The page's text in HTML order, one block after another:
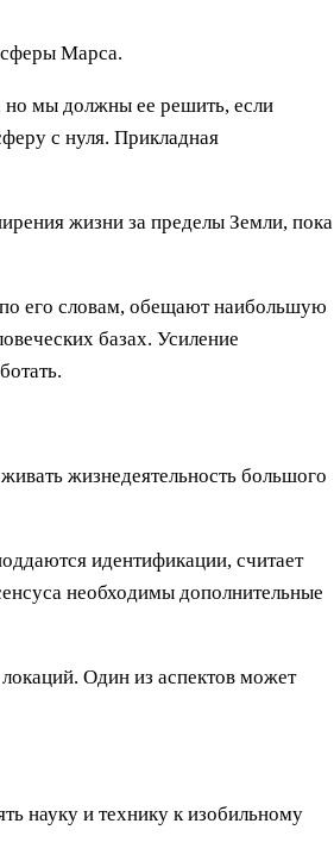
Марса.
но мы должны ее решить, если
с нуля. Прикладная
жизни за пределы Земли, пока
по его словам, обещают наибольшую
базах. Усиление
жизнедеятельность большого
идентификации, считает
необходимы дополнительные
Один из аспектов может
науку и технику к изобильному